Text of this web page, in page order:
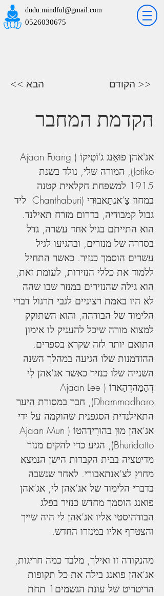
dudu.mindful@gmail.com
0526030675
<< הבא הקודם >>
הקדמת המחבר
אג'אהן פוּאַנג ג'וֹטִיקוֹ (Ajaan Fuang
Jotiko), המורה שלי, נולד בשנת
1915 למשפחת חקלאית קטנה
במחוז צַ’אנתַאבוּרִי (Chanthaburi  ליד
גבול קמבודיה, בדרום מזרח תאילנד.
הוא התייתם בגיל אחד עשרה, גדל
בסדרה של מנזרים, ובהגיעו לגיל
עשרים הוסמך כנזיר. כאשר התחיל
ללמוד את כללי הנזירות, לעומת זאת,
הוא גילה שהנזירים במנזר שבו שהה
לא היו באמת רציניים לגבי תרגול דברי
הלימוד של הבודהה, והוא השתוקק
למצוא מורה שיכל להעניק לו אימון
התואם יותר לזה שקרא בספרים.
ההזדמנות שלו הגיעה במהלך השנה
השנייה שלו כנזיר כאשר אג’אהן לִי
דְהַמַּהדְהַארוֹ (Ajaan Lee
Dhammadharo), חבר במסורת היער
התאילנדית הסגפנית שהוקמה על ידי
אג’אהן מוּן בהוּרִידַהטוֹ (Ajaan Mun
Bhuridatto), הגיע כדי להקים מנזר
מדיטציה בבית הקברות הישן הנמצא
מחוץ לצ’אנתאבורי. לאחר שנשבה
בדברי הלימוד של אג’אהן לי, אג’אהן
פואנג הוסמך מחדש כנזיר בפלג
הבודהיסטי אליו אג’אהן לי היה שייך
והצטרף אליו במנזרו החדש.
מהנקודה זו ואילך, מלבד כמה חריגות,
אג’אהן פואנג בילה את כל תקופות
הריטריט של עונת הגשמים1 תחת